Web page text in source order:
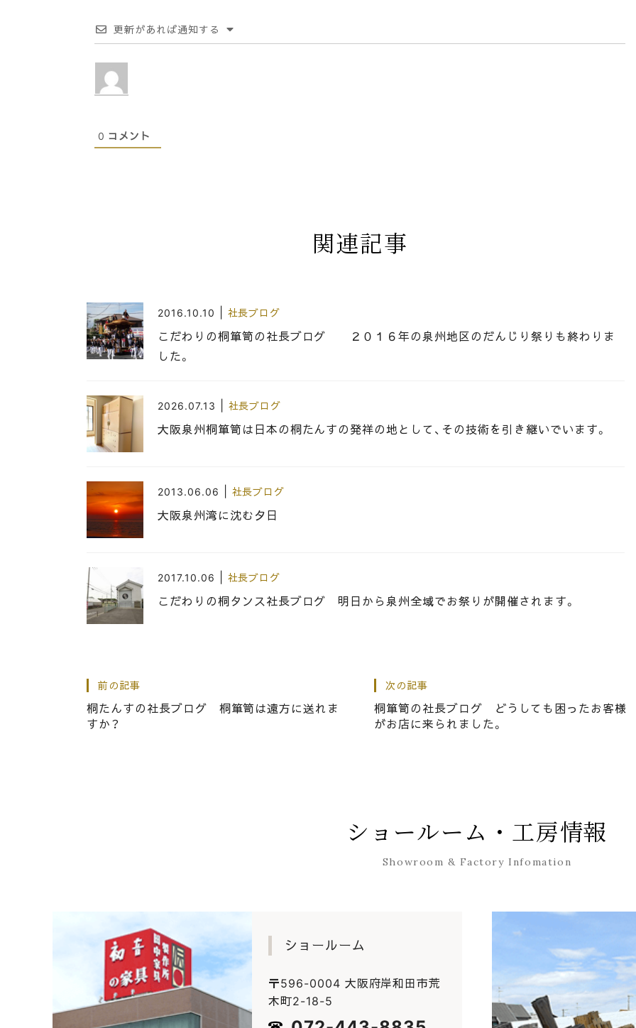
更新があれば通知する
0 コメント
関連記事
2016.10.10 社長ブログ
こだわりの桐箪笥の社長ブログ ２０１６年の泉州地区のだんじり祭りも終わりま
した。
2026.07.13 社長ブログ
大阪泉州桐箪笥は日本の桐たんすの発祥の地として、その技術を引き継いでいます。
2013.06.06 社長ブログ
大阪泉州湾に沈む夕日
2017.10.06 社長ブログ
こだわりの桐タンス社長ブログ 明日から泉州全域でお祭りが開催されます。
こだわり桐箪笥の社長ブログ 自宅の玄関もお正月！
前の記事
桐たんすの社長ブログ 桐箪笥は遠方に送れま
すか？
次の記事
桐箪笥の社長ブログ どうしても困ったお客様
がお店に来られました。
ショールーム・工房情報
Showroom & Factory Infomation
ショールーム
〒596-0004 大阪府岸和田市荒
木町2-18-5